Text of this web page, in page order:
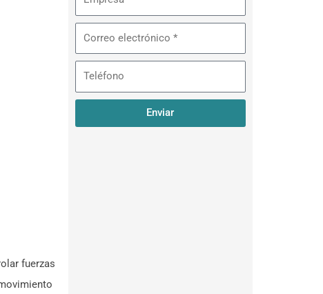
fuerzas
Teléfono
Enviar